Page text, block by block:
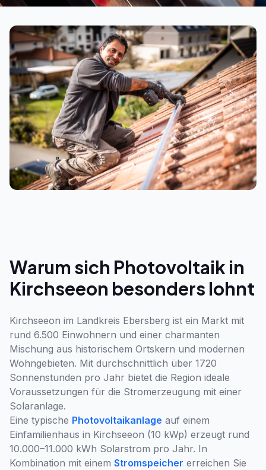
Warum sich Photovoltaik in
Kirchseeon besonders lohnt
Kirchseeon im Landkreis Ebersberg ist ein Markt mit
rund 6.500 Einwohnern und einer charmanten
Mischung aus historischem Ortskern und modernen
Wohngebieten. Mit durchschnittlich über 1720
Sonnenstunden pro Jahr bietet die Region ideale
Voraussetzungen für die Stromerzeugung mit einer
Solaranlage.
Eine typische Photovoltaikanlage auf einem
Einfamilienhaus in Kirchseeon (10 kWp) erzeugt rund
10.000–11.000 kWh Solarstrom pro Jahr. In
Kombination mit einem Stromspeicher erreichen Sie